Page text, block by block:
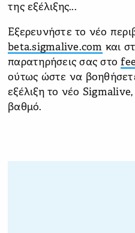
της εξέλιξης...
Εξερευνήστε το νέο
beta.sigmalive.com και
παρατηρήσεις σας στο
ούτως ώστε να
εξέλιξη το νέο
βαθμό.